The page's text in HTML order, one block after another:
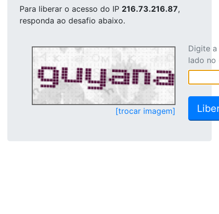
Para liberar o acesso do IP 216.73.216.87,
responda ao desafio abaixo.
[trocar imagem]
Digite
lado no